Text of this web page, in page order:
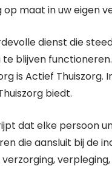
op maat in uw eigen
dienst die
blijven
is Actief
biedt.
dat elke persoon
die aansluit bij de